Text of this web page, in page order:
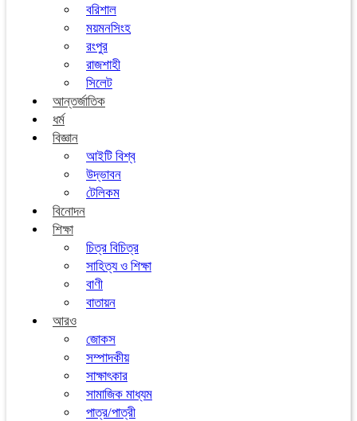
বরিশাল
ময়মনসিংহ
রংপুর
রাজশাহী
সিলেট
আন্তর্জাতিক
ধর্ম
বিজ্ঞান
আইটি বিশ্ব
উদ্ভাবন
টেলিকম
বিনোদন
শিক্ষা
চিত্র বিচিত্র
সাহিত্য ও শিক্ষা
বাণী
বাতায়ন
আরও
জোকস
সম্পাদকীয়
সাক্ষাৎকার
সামাজিক মাধ্যম
পাত্র/পাত্রী